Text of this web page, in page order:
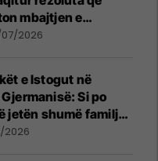
mbajtjen e
Parlamentare të
2026
e Istogut në
Si po
jetën shumë familje
i bimëve mjekësore
2026